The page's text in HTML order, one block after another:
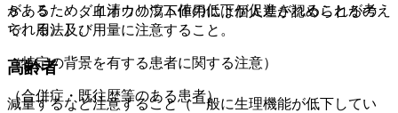
があるため、血清カリウム値の低下が促進されることが考え
られる）］。
高齢者
減量するなど注意すること（一般に生理機能が低下してい
８．５． ダイオウの瀉下作用には個人差が認められるの
で、用法及び用量に注意すること。
（特定の背景を有する患者に関する注意）
（合併症・既往歴等のある患者）